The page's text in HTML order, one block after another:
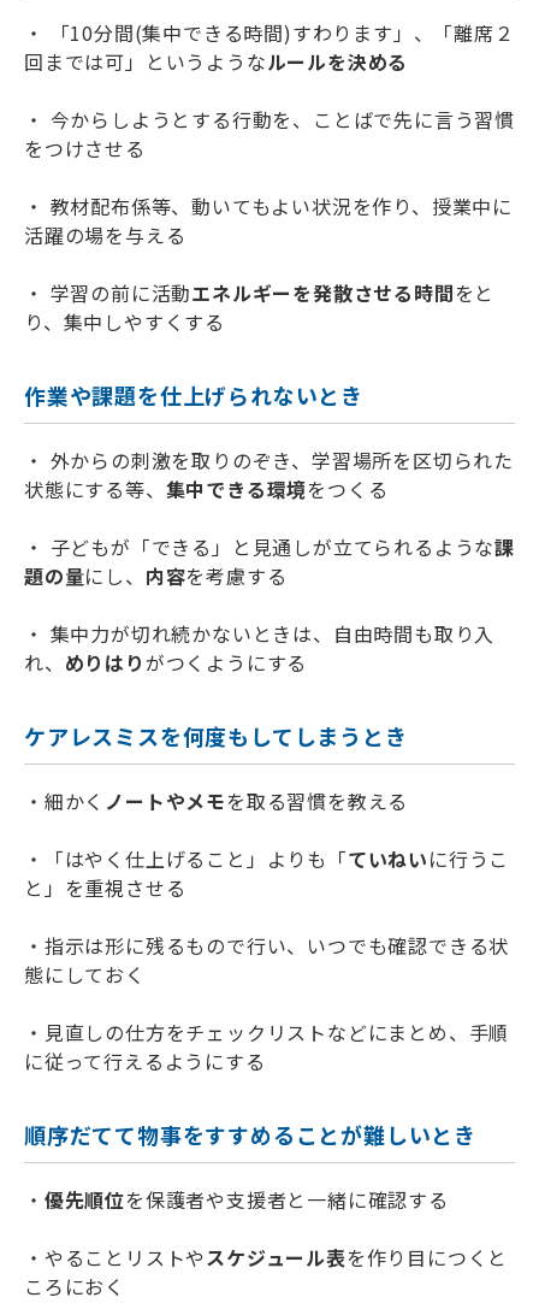
・ 「10分間(集中できる時間)すわります」、「離席２
回までは可」というようなルールを決める
・ 今からしようとする行動を、ことばで先に言う習慣
をつけさせる
・ 教材配布係等、動いてもよい状況を作り、授業中に
活躍の場を与える
・ 学習の前に活動エネルギーを発散させる時間をと
り、集中しやすくする
作業や課題を仕上げられないとき
・ 外からの刺激を取りのぞき、学習場所を区切られた
状態にする等、 集中できる環境をつくる
・ 子どもが「できる」と見通しが立てられるような課
題の量にし、 内容を考慮する
・ 集中力が切れ続かないときは、自由時間も取り入
れ、 めりはりがつくようにする
ケアレスミスを何度もしてしまうとき
・細かく ノートやメモを取る習慣を教える
・「はやく仕上げること」よりも「ていねいに行うこ
と」を重視させる
・指示は形に残るもので行い、いつでも確認できる状
態にしておく
・見直しの仕方をチェックリストなどにまとめ、手順
に従って行えるようにする
順序だてて物事をすすめることが難しいとき
・ 優先順位を保護者や支援者と一緒に確認する
・やることリストやスケジュール表を作り目につくと
ころにおく